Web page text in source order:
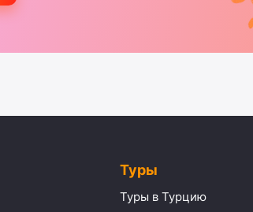
Туры
Туры в Турцию